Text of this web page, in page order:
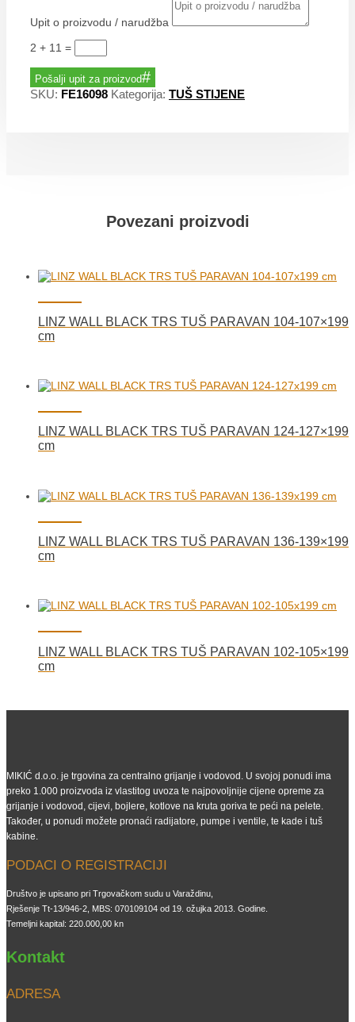
Upit o proizvodu / narudžba
2 + 11 =
Pošalji upit za proizvod
SKU: FE16098 Kategorija: TUŠ STIJENE
Povezani proizvodi
LINZ WALL BLACK TRS TUŠ PARAVAN 104-107×199
cm
LINZ WALL BLACK TRS TUŠ PARAVAN 124-127×199
cm
LINZ WALL BLACK TRS TUŠ PARAVAN 136-139×199
cm
LINZ WALL BLACK TRS TUŠ PARAVAN 102-105×199
cm
MIKIĆ d.o.o. je trgovina za centralno grijanje i vodovod. U svojoj ponudi ima
preko 1.000 proizvoda iz vlastitog uvoza te najpovoljnije cijene opreme za
grijanje i vodovod, cijevi, bojlere, kotlove na kruta goriva te peći na pelete.
Također, u ponudi možete pronaći radijatore, pumpe i ventile, te kade i tuš
kabine.
PODACI O REGISTRACIJI
Društvo je upisano pri Trgovačkom sudu u Varaždinu,
Rješenje Tt-13/946-2, MBS: 070109104 od 19. ožujka 2013. Godine.
Temeljni kapital: 220.000,00 kn
Kontakt
ADRESA